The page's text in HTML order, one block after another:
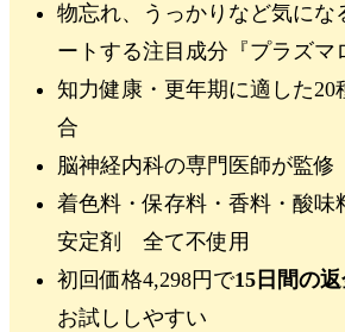
物忘れ、うっかりなど気にな
ートする注目成分 『プラズマ
知力健康・更年期に適した20
合
脳神経内科の専門医師が監修
着色料・保存料・香料・酸味
安定剤 全て不使用
初回価格4,298円 で15日間の
お試ししやすい